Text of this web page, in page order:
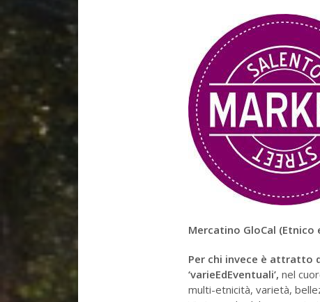
Mercatino GloCal
Per chi invece è attratto
‘varieEdEventuali’, nel
multi-etnicità, varietà,